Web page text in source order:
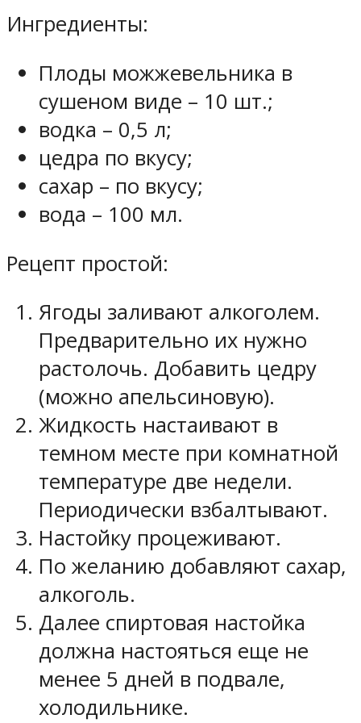
Ингредиенты:
Плоды можжевельника в
сушеном виде – 10 шт.;
водка – 0,5 л;
цедра по вкусу;
сахар – по вкусу;
вода – 100 мл.
Рецепт простой:
Ягоды заливают алкоголем.
Предварительно их нужно
растолочь. Добавить цедру
(можно апельсиновую).
Жидкость настаивают в
темном месте при комнатной
температуре две недели.
Периодически взбалтывают.
Настойку процеживают.
По желанию добавляют сахар,
алкоголь.
Далее спиртовая настойка
должна настояться еще не
менее 5 дней в подвале,
холодильнике.